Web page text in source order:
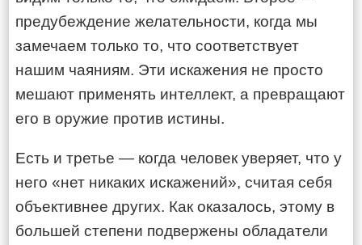
предубеждение желательности, когда мы
замечаем только то, что соответствует
нашим чаяниям. Эти искажения не просто
мешают применять интеллект, а превращают
его в оружие против истины.
Есть и третье — когда человек уверяет, что у
него «нет никаких искажений», считая себя
объективнее других. Как оказалось, этому в
большей степени подвержены обладатели